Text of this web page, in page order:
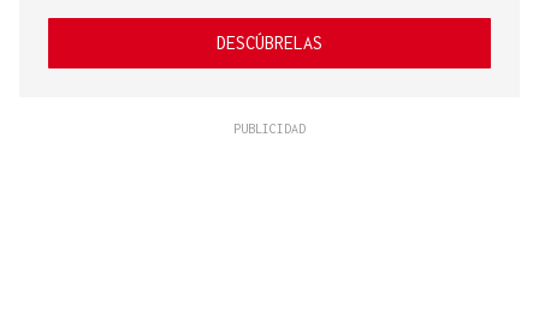
DESCÚBRELAS